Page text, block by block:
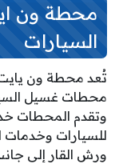
محطة ون
السيارات
محطات غسيل
وتقدم المحطات
للسيارات وخدمات
ورش القار إلى